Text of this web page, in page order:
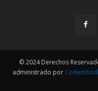
© 2024 Derechos
administrado por